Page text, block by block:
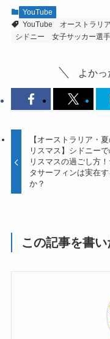
YouTube
YouTube
オーストラリア
シドニー
女子サッカー選手
よかっ
【オーストラリア・
リスマス】シドニーで
リスマスの過ごし方
タサーフィンは実在
か？
この記事を書い